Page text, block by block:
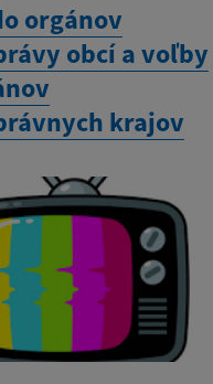
orgánov
obcí a voľby
krajov